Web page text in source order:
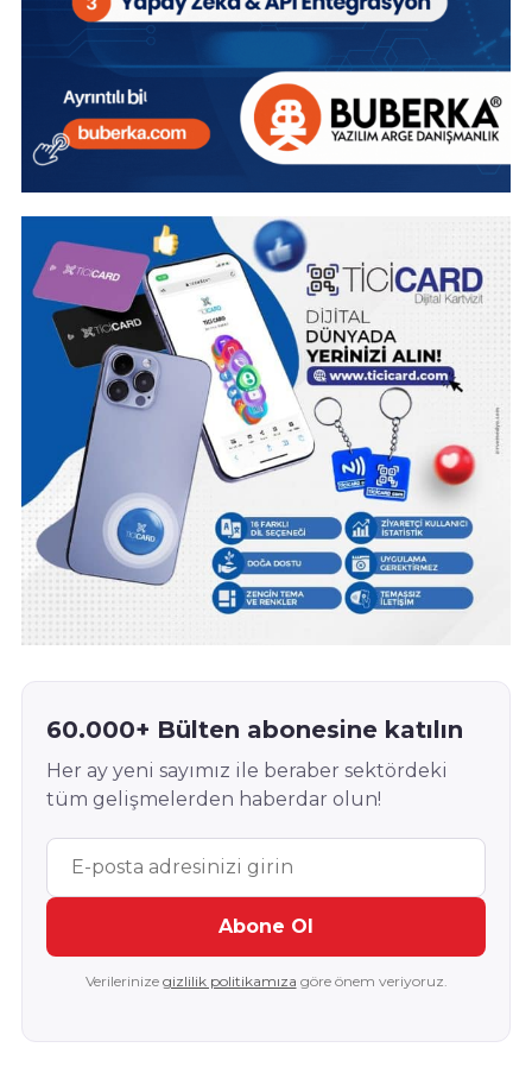
60.000+ Bülten abonesine katılın
Her ay yeni sayımız ile beraber sektördeki
tüm gelişmelerden haberdar olun!
Abone Ol
Verilerinize gizlilik politikamıza göre önem veriyoruz.